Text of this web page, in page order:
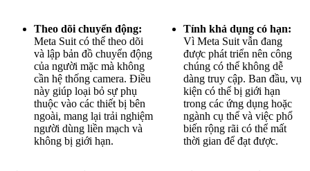
Theo dõi chuyển động:
Meta Suit có thể theo dõi
và lập bản đồ chuyển động
của người mặc mà không
cần hệ thống camera. Điều
này giúp loại bỏ sự phụ
thuộc vào các thiết bị bên
ngoài, mang lại trải nghiệm
người dùng liền mạch và
không bị giới hạn.
Tính khả dụng có hạn:
Vì Meta Suit vẫn đang
được phát triển nên công
chúng có thể không dễ
dàng truy cập. Ban đầu, vụ
kiện có thể bị giới hạn
trong các ứng dụng hoặc
ngành cụ thể và việc phổ
biến rộng rãi có thể mất
thời gian để đạt được.